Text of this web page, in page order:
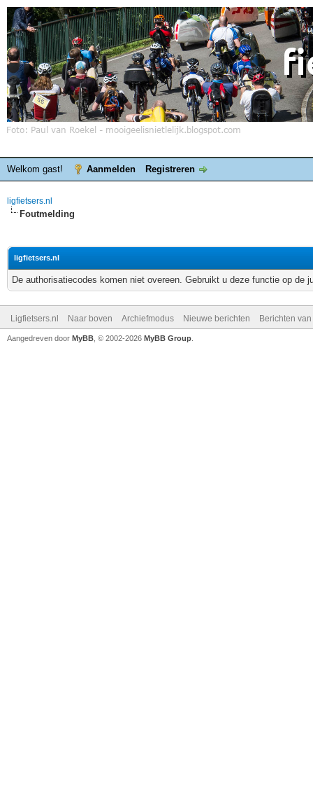
Welkom gast! Aanmelden Registreren
ligfietsers.nl
Foutmelding
ligfietsers.nl
De authorisatiecodes komen niet overeen. Gebruikt u deze functie op de
Ligfietsers.nl Naar boven Archiefmodus Nieuwe berichten Berichten
Aangedreven door MyBB , © 2002-2026 MyBB Group